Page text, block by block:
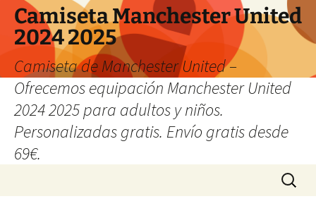
Camiseta Manchester United
2024 2025
Camiseta de Manchester United –
Ofrecemos equipación Manchester United
2024 2025 para adultos y niños.
Personalizadas gratis. Envío gratis desde
69€.
Buscar: